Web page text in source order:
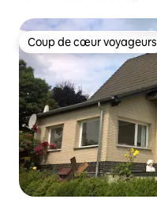
Coup de cœur voyageurs
Coup de cœur voyageurs